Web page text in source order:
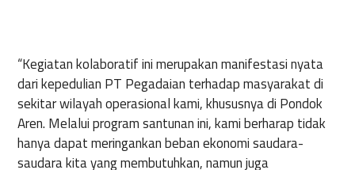
“Kegiatan kolaboratif ini merupakan manifestasi nyata
dari kepedulian PT Pegadaian terhadap masyarakat di
sekitar wilayah operasional kami, khususnya di Pondok
Aren. Melalui program santunan ini, kami berharap tidak
hanya dapat meringankan beban ekonomi saudara-
saudara kita yang membutuhkan, namun juga